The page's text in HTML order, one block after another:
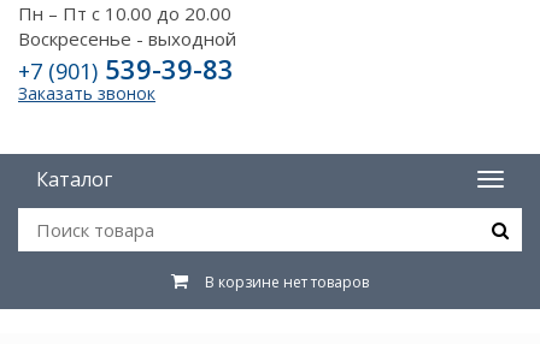
Пн – Пт с 10.00 до 20.00
Воскресенье - выходной
+7 (901) 539-39-83
Заказать звонок
Каталог
В корзине нет товаров